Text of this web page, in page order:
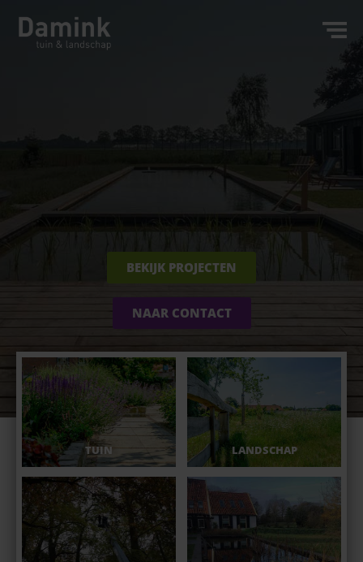
BEKIJK PROJECTEN
NAAR CONTACT
TUIN LANDSCHAP